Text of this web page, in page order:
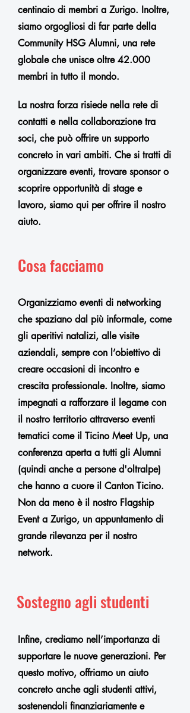
centinaio di membri a Zurigo. Inoltre,
siamo orgogliosi di far parte della
Community HSG Alumni, una rete
globale che unisce oltre 42.000
membri in tutto il mondo.
La nostra forza risiede nella rete di
contatti e nella collaborazione tra
soci, che può offrire un supporto
concreto in vari ambiti. Che si tratti di
organizzare eventi, trovare sponsor o
scoprire opportunità di stage e
lavoro, siamo qui per offrire il nostro
aiuto.
Cosa facciamo
Organizziamo eventi di networking
che spaziano dal più informale, come
gli aperitivi natalizi, alle visite
aziendali, sempre con l’obiettivo di
creare occasioni di incontro e
crescita professionale. Inoltre, siamo
impegnati a rafforzare il legame con
il nostro territorio attraverso eventi
tematici come il Ticino Meet Up, una
conferenza aperta a tutti gli Alumni
(quindi anche a persone d'oltralpe)
che hanno a cuore il Canton Ticino.
Non da meno è il nostro Flagship
Event a Zurigo, un appuntamento di
grande rilevanza per il nostro
network.
Sostegno agli studenti
Infine, crediamo nell’importanza di
supportare le nuove generazioni. Per
questo motivo, offriamo un aiuto
concreto anche agli studenti attivi,
sostenendoli finanziariamente e